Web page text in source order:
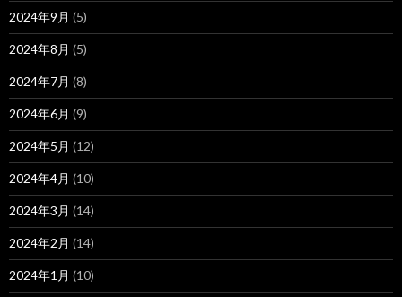
2024年9月 (5)
2024年8月 (5)
2024年7月 (8)
2024年6月 (9)
2024年5月 (12)
2024年4月 (10)
2024年3月 (14)
2024年2月 (14)
2024年1月 (10)